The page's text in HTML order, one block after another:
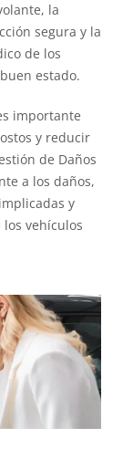
la
segura y la
de los
estado.
importante
y reducir
de Daños
a los daños,
y
vehículos